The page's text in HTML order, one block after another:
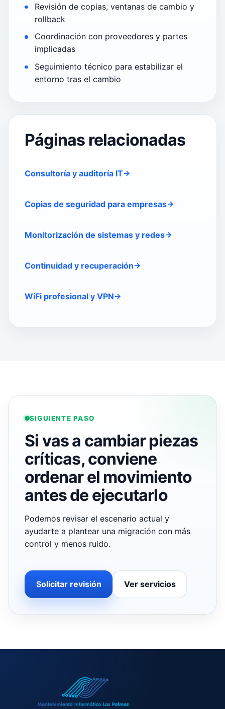
Revisión de copias, ventanas de cambio y
rollback
Coordinación con proveedores y partes
implicadas
Seguimiento técnico para estabilizar el
entorno tras el cambio
Páginas relacionadas
Consultoría y auditoría IT
Copias de seguridad para empresas
Monitorización de sistemas y redes
Continuidad y recuperación
WiFi profesional y VPN
SIGUIENTE PASO
Si vas a cambiar piezas
críticas, conviene
ordenar el movimiento
antes de ejecutarlo
Podemos revisar el escenario actual y
ayudarte a plantear una migración con más
control y menos ruido.
Solicitar revisión Ver servicios